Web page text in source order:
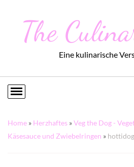
The
Eine kulinarische
Home » Herzhaftes »Veg the Dog -
Käsesauce und Zwiebelringen »